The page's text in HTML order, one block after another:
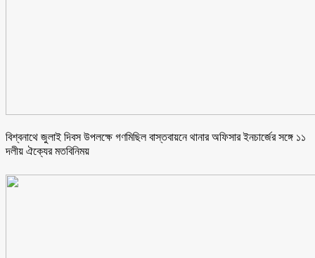
বিশ্বনাথে জুলাই দিবস উপলক্ষে গণমিছিল বাস্তবায়নে থানার অফিসার ইনচার্জের সঙ্গে ১১
দলীয় ঐক্যের মতবিনিময়